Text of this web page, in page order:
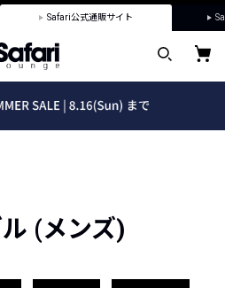
Safari公式通販サイト
(メンズ)